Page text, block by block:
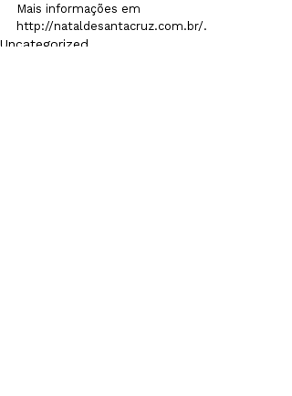
Mais informações em
http://nataldesantacruz.com.br/.
Uncategorized